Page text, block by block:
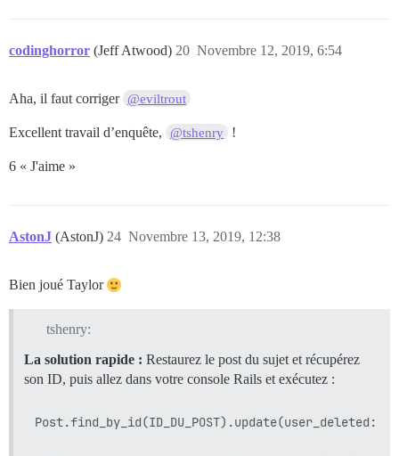
codinghorror (Jeff Atwood) Novembre 12, 2019, 6:54
20
Aha, il faut corriger @eviltrout
Excellent travail d’enquête, @tshenry !
6 « J'aime »
AstonJ (AstonJ) Novembre 13, 2019, 12:38
24
Bien joué Taylor
tshenry:
La solution rapide : Restaurez le post du sujet et récupérez
son ID, puis allez dans votre console Rails et exécutez :